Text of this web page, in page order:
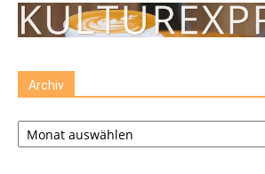
Archiv
Archiv